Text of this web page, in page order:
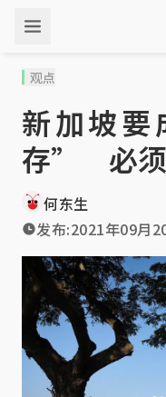
观点
新加坡
存” 必须
何东生
发布:2021年09月